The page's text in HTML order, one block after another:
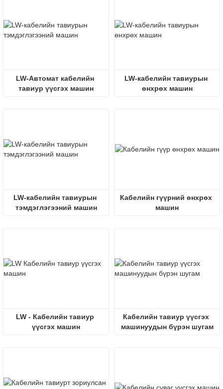
LW-Автомат кабелийн
тавиур үүсгэх машин
LW-кабелийн тавиурын
өнхрөх машин
LW-кабелийн тавиурын
тэмдэглэгээний машин
Кабелийн гүүрний өнхрөх
машин
LW - Кабелийн тавиур
үүсгэх машин
Кабелийн тавиур үүсгэх
машинуудын бүрэн шугам